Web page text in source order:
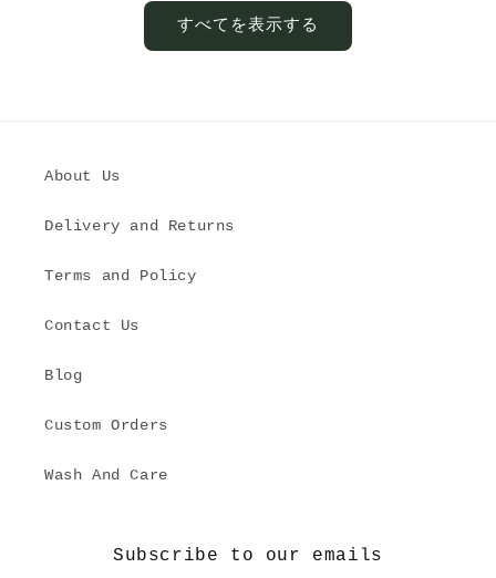
価
格
すべてを表示する
About Us
Delivery and Returns
Terms and Policy
Contact Us
Blog
Custom Orders
Wash And Care
Subscribe to our emails